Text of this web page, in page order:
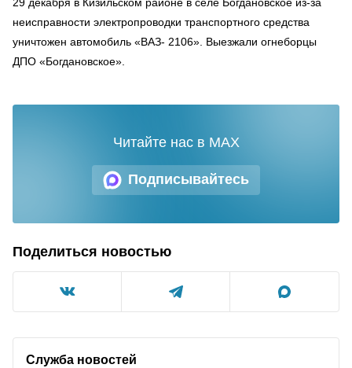
неисправности электропроводки транспортного средства
уничтожен автомобиль «ВАЗ- 2106». Выезжали огнеборцы
ДПО «Богдановское».
Подписывайтесь
Читайте нас в MAX
Поделиться новостью
Служба новостей